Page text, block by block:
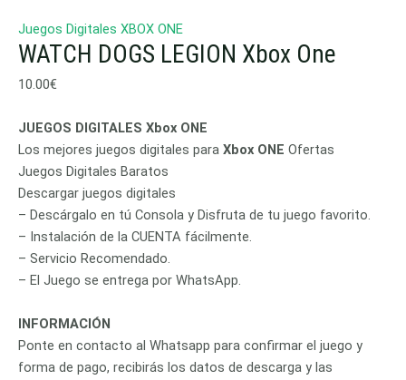
Juegos Digitales XBOX ONE
WATCH DOGS LEGION Xbox One
10.00€
JUEGOS DIGITALES Xbox ONE
Los mejores juegos digitales para Xbox ONE Ofertas
Juegos Digitales Baratos
Descargar juegos digitales
– Descárgalo en tú Consola y Disfruta de tu juego favorito.
– Instalación de la CUENTA fácilmente.
– Servicio Recomendado.
– El Juego se entrega por WhatsApp.
INFORMACIÓN
Ponte en contacto al Whatsapp para confirmar el juego y
forma de pago, recibirás los datos de descarga y las